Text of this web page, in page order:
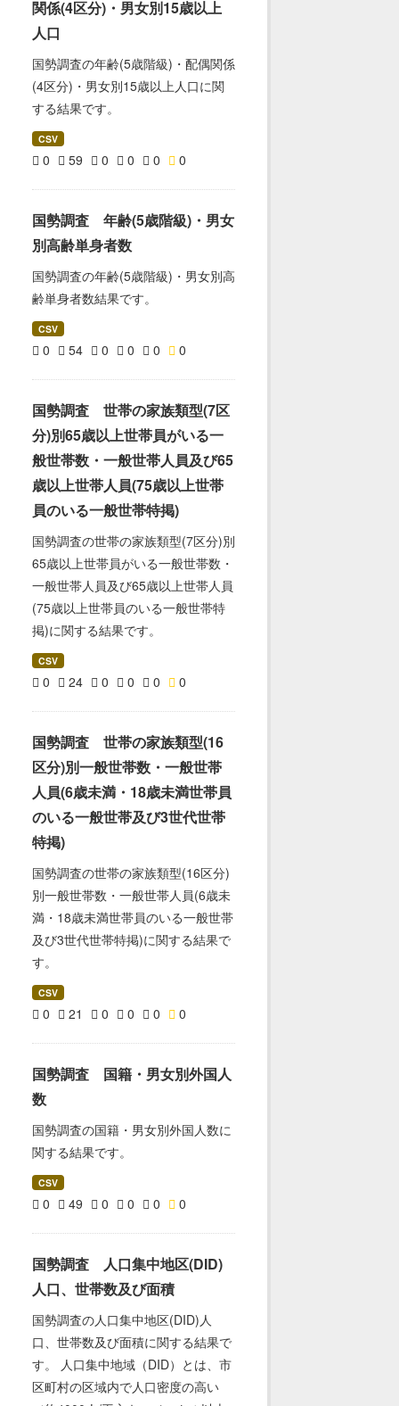
関係(4区分)・男女別15歳以上
人口
国勢調査の年齢(5歳階級)・配偶関係
(4区分)・男女別15歳以上人口に関
する結果です。
CSV
0 59 0 0 0 0
国勢調査 年齢(5歳階級)・男女
別高齢単身者数
国勢調査の年齢(5歳階級)・男女別高
齢単身者数結果です。
CSV
0 54 0 0 0 0
国勢調査 世帯の家族類型(7区
分)別65歳以上世帯員がいる一
般世帯数・一般世帯人員及び65
歳以上世帯人員(75歳以上世帯
員のいる一般世帯特掲)
国勢調査の世帯の家族類型(7区分)別
65歳以上世帯員がいる一般世帯数・
一般世帯人員及び65歳以上世帯人員
(75歳以上世帯員のいる一般世帯特
掲)に関する結果です。
CSV
0 24 0 0 0 0
国勢調査 世帯の家族類型(16
区分)別一般世帯数・一般世帯
人員(6歳未満・18歳未満世帯員
のいる一般世帯及び3世代世帯
特掲)
国勢調査の世帯の家族類型(16区分)
別一般世帯数・一般世帯人員(6歳未
満・18歳未満世帯員のいる一般世帯
及び3世代世帯特掲)に関する結果で
す。
CSV
0 21 0 0 0 0
国勢調査 国籍・男女別外国人
数
国勢調査の国籍・男女別外国人数に
関する結果です。
CSV
0 49 0 0 0 0
国勢調査 人口集中地区(DID)
人口、世帯数及び面積
国勢調査の人口集中地区(DID)人
口、世帯数及び面積に関する結果で
す。 人口集中地域（DID）とは、市
区町村の区域内で人口密度の高い